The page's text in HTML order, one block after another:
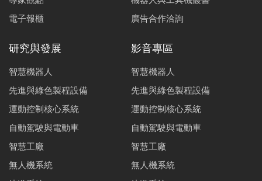
電子報櫃
廣告合作洽詢
研究與發展
智慧機器人
先進與綠色製程設備
運動控制核心系統
自動駕駛與電動車
智慧工廠
無人機系統
影音專區
智慧機器人
先進與綠色製程設備
運動控制核心系統
自動駕駛與電動車
智慧工廠
無人機系統